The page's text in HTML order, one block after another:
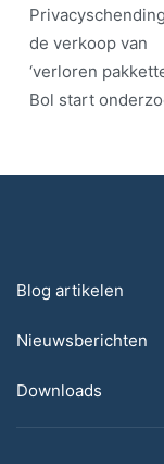
de verkoop van
‘verloren
Bol start
Blog artikelen
Nieuwsberichten
Downloads